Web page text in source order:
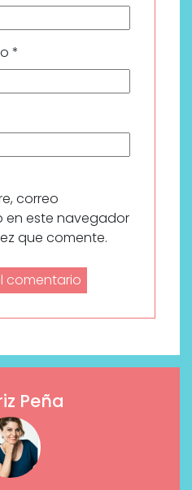
*
correo
en este navegador
que comente.
Peña